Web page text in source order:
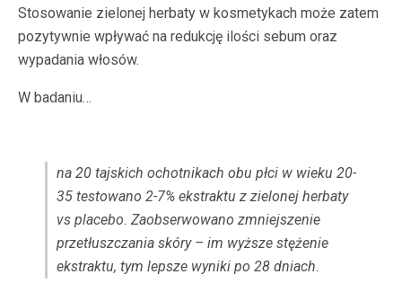
Stosowanie zielonej herbaty w kosmetykach może zatem
pozytywnie wpływać na redukcję ilości sebum oraz
wypadania włosów.
W badaniu…
na 20 tajskich ochotnikach obu płci w wieku 20-
35 testowano 2-7% ekstraktu z zielonej herbaty
vs placebo. Zaobserwowano zmniejszenie
przetłuszczania skóry – im wyższe stężenie
ekstraktu, tym lepsze wyniki po 28 dniach.